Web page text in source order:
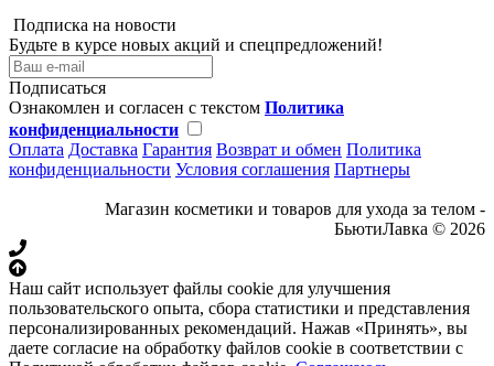
Подписка на новости
Будьте в курсе новых акций и спецпредложений!
Подписаться
Ознакомлен и согласен с текстом Политика
конфиденциальности
Оплата Доставка Гарантия Возврат и обмен Политика
конфиденциальности Условия соглашения Партнеры
Магазин косметики и товаров для ухода за телом -
БьютиЛавка © 2026
Наш сайт использует файлы cookie для улучшения
пользовательского опыта, сбора статистики и представления
персонализированных рекомендаций. Нажав «Принять», вы
даете согласие на обработку файлов cookie в соответствии с